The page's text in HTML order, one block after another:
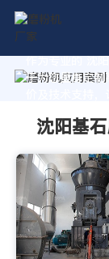
作为专业的 沈
于为您量身定制
沈阳基